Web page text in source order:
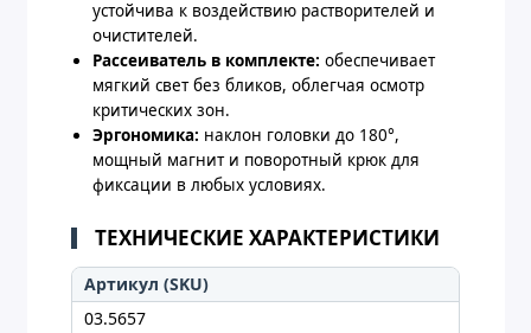
устойчива к воздействию растворителей и
очистителей.
Рассеиватель в комплекте: обеспечивает
мягкий свет без бликов, облегчая осмотр
критических зон.
Эргономика: наклон головки до 180°,
мощный магнит и поворотный крюк для
фиксации в любых условиях.
ТЕХНИЧЕСКИЕ ХАРАКТЕРИСТИКИ
Артикул (SKU)
03.5657